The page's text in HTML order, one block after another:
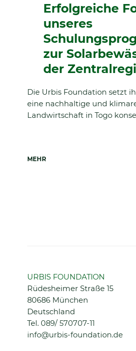
Erfolgreiche
unseres
zur
der
Die Urbis Foundation setzt
eine nachhaltige und
Landwirtschaft in Togo
MEHR
URBIS FOUNDATION
Rüdesheimer Straße 15
80686 München
Deutschland
Tel. 089/ 570707-11
info@urbis-foundation.de